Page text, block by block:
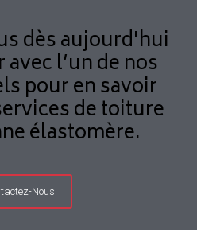
dès aujourd'hui
l’un de nos
pour en savoir
de toiture
élastomère.
Nous